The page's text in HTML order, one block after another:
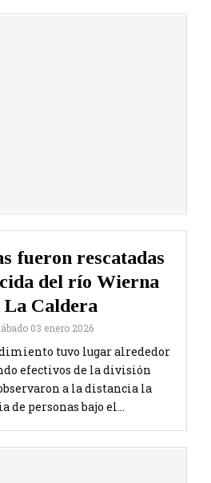
fueron rescatadas
del río Wierna
La Caldera
03 enero 2026
tuvo lugar alrededor
efectivos de la división
a la distancia la
de personas bajo el...